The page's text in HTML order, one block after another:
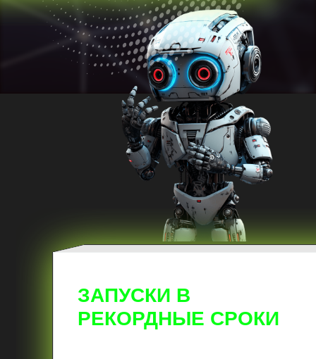
ЗАПУСКИ В
РЕКОРДНЫЕ СРОКИ